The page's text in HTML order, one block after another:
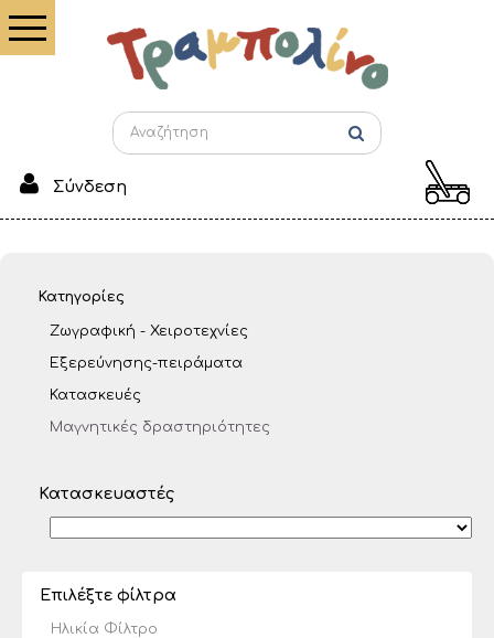
Σύνδεση
Κατηγορίες
Ζωγραφική - Χειροτεχνίες
Εξερεύνησης-πειράματα
Κατασκευές
Μαγνητικές δραστηριότητες
Κατασκευαστές
Επιλέξτε φίλτρα
Ηλικία Φίλτρο